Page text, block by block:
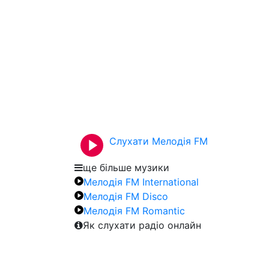
Слухати Мелодія FM
ще більше музики
Мелодія FM International
Мелодія FM Disco
Мелодія FM Romantic
Як слухати радіо онлайн